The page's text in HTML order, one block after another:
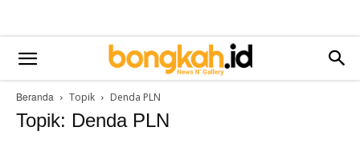
Beranda Topik Denda PLN
Topik: Denda PLN